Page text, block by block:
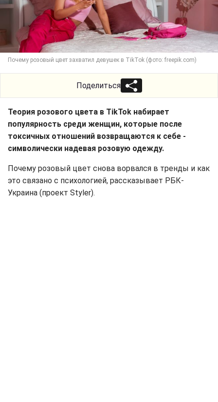
Почему розовый цвет захватил девушек в TikTok (фото: freepik.com)
Поделиться
Теория розового цвета в TikTok набирает
популярность среди женщин, которые после
токсичных отношений возвращаются к себе -
символически надевая розовую одежду.
Почему розовый цвет снова ворвался в тренды и как
это связано с психологией, рассказывает РБК-
Украина (проект Styler).